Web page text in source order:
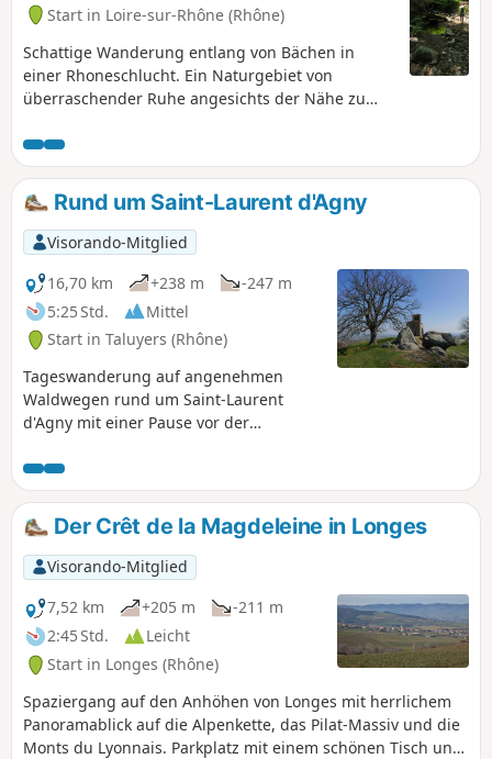
Start in Loire-sur-Rhône (Rhône)
Schattige Wanderung entlang von Bächen in
einer Rhoneschlucht. Ein Naturgebiet von
überraschender Ruhe angesichts der Nähe zu
Rund um Saint-Laurent d'Agny
Visorando-Mitglied
16,70 km
+238 m
-247 m
5:25 Std.
Mittel
Start in Taluyers (Rhône)
Tageswanderung auf angenehmen
Waldwegen rund um Saint-Laurent
d'Agny mit einer Pause vor der
Heiligen Vinzenz, dem Schutzpatron der
Winzer, gewidmet ist.
Der Crêt de la Magdeleine in Longes
Visorando-Mitglied
7,52 km
+205 m
-211 m
2:45 Std.
Leicht
Start in Longes (Rhône)
Spaziergang auf den Anhöhen von Longes mit herrlichem
Panoramablick auf die Alpenkette, das Pilat-Massiv und die
Monts du Lyonnais. Parkplatz mit einem schönen Tisch und